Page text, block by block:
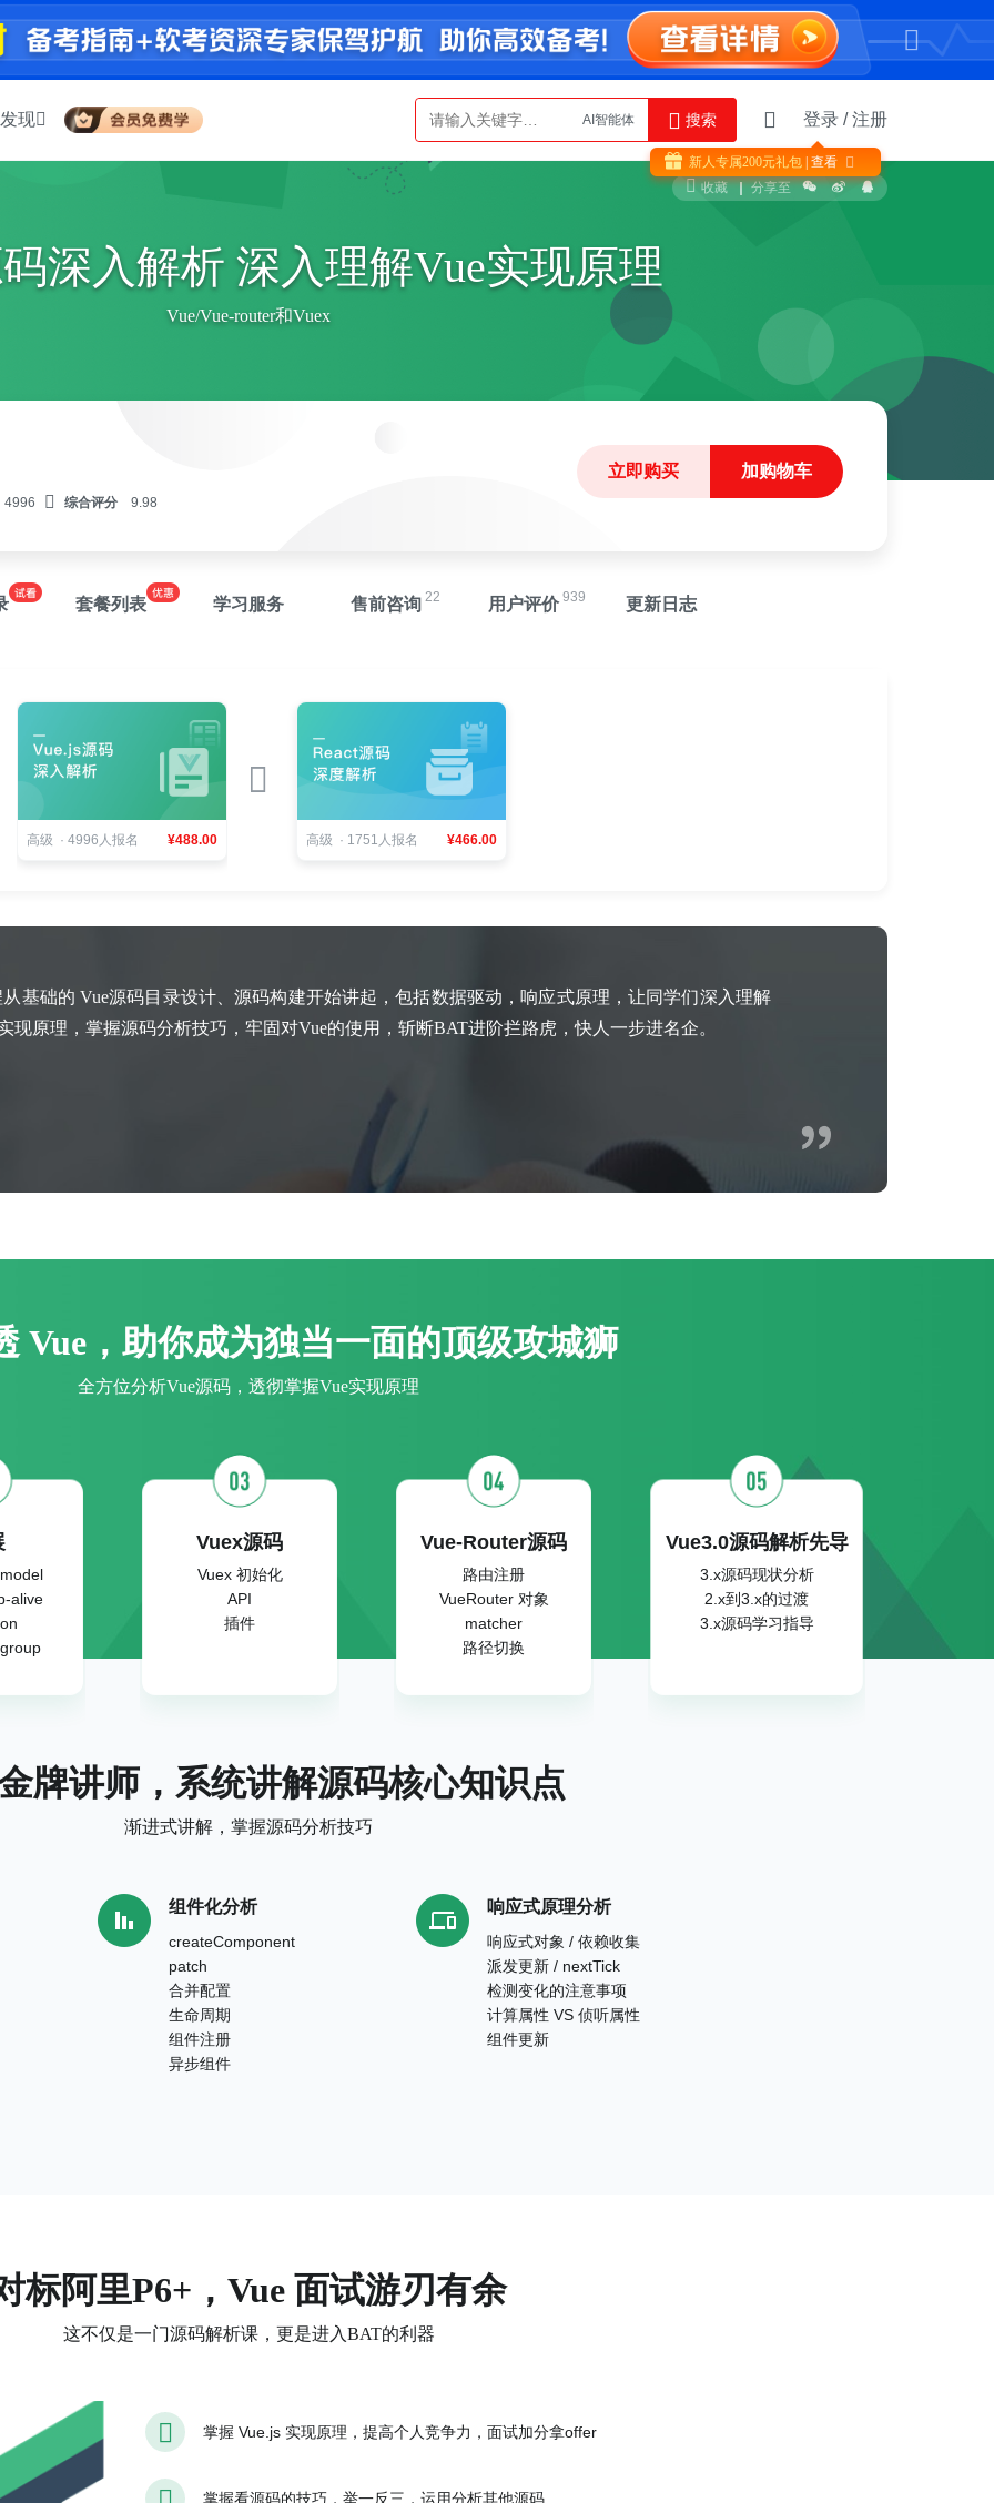
发现
AI智能体
Python
搜索 登录 /注册
新人专属200元礼包 | 查看 
收藏 分享至
深入解析 深入理解Vue实现原理
Vue/Vue-router和Vuex
4996 综合评分 9.98
立即购买 加购物车
套餐列表 学习服务 售前咨询 22 用户评价 939 更新日志
高级 · 4996人报名 ¥488.00 高级 · 1751人报名 ¥466.00
基础的 Vue源码目录设计、源码构建开始讲起，包括数据驱动，响应式原理，让同学们深入理解
现原理，掌握源码分析技巧，牢固对Vue的使用，斩断BAT进阶拦路虎，快人一步进名企。
Vue，助你成为独当一面的顶级攻城狮
全方位分析Vue源码，透彻掌握Vue实现原理
alive
Vuex源码
Vuex 初始化
API
插件
Vue-Router源码
路由注册
VueRouter 对象
matcher
路径切换
Vue3.0源码解析先导
3.x源码现状分析
2.x到3.x的过渡
3.x源码学习指导
牌讲师，系统讲解源码核心知识点
渐进式讲解，掌握源码分析技巧
组件化分析
createComponent
patch
合并配置
生命周期
组件注册
异步组件
响应式原理分析
响应式对象 / 依赖收集
派发更新 / nextTick
检测变化的注意事项
计算属性 VS 侦听属性
组件更新
标阿里P6+，Vue 面试游刃有余
这不仅是一门源码解析课，更是进入BAT的利器
掌握 Vue.js 实现原理，提高个人竞争力，面试加分拿offer
掌握看源码的技巧，举一反三，运用分析其他源码